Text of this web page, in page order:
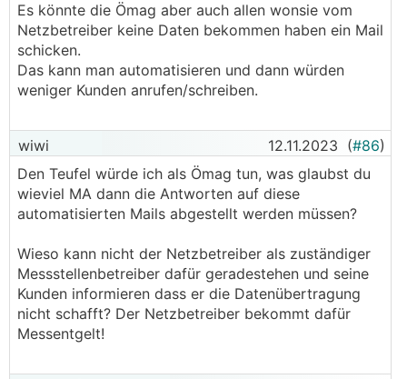
Es könnte die Ömag aber auch allen wonsie vom
Netzbetreiber keine Daten bekommen haben ein Mail
schicken.
Das kann man automatisieren und dann würden
weniger Kunden anrufen/schreiben.
wiwi 12.11.2023 (#86)
Den Teufel würde ich als Ömag tun, was glaubst du
wieviel MA dann die Antworten auf diese
automatisierten Mails abgestellt werden müssen?
Wieso kann nicht der Netzbetreiber als zuständiger
Messstellenbetreiber dafür geradestehen und seine
Kunden informieren dass er die Datenübertragung
nicht schafft? Der Netzbetreiber bekommt dafür
Messentgelt!